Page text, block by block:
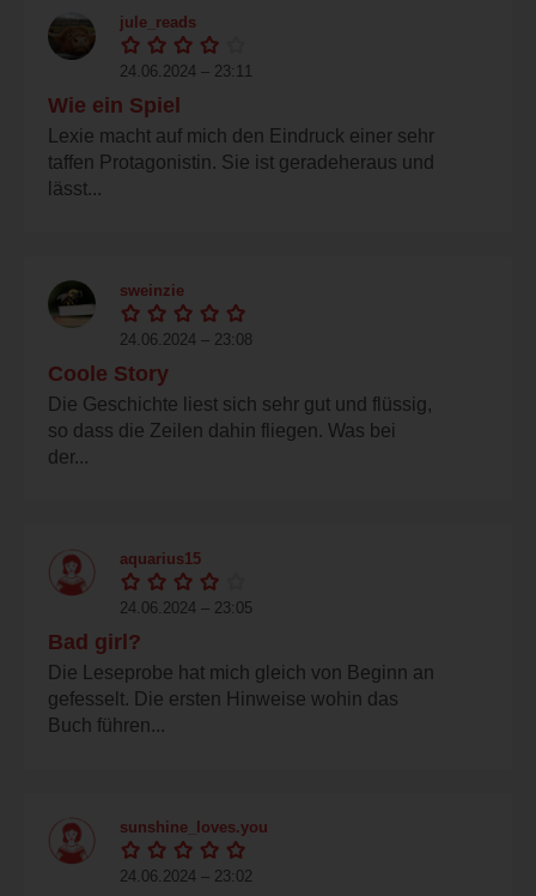
jule_reads
24.06.2024 – 23:11
Wie ein Spiel
Lexie macht auf mich den Eindruck einer sehr
taffen Protagonistin. Sie ist geradeheraus und
lässt...
sweinzie
24.06.2024 – 23:08
Coole Story
Die Geschichte liest sich sehr gut und flüssig,
so dass die Zeilen dahin fliegen. Was bei
der...
aquarius15
24.06.2024 – 23:05
Bad girl?
Die Leseprobe hat mich gleich von Beginn an
gefesselt. Die ersten Hinweise wohin das
Buch führen...
sunshine_loves.you
24.06.2024 – 23:02